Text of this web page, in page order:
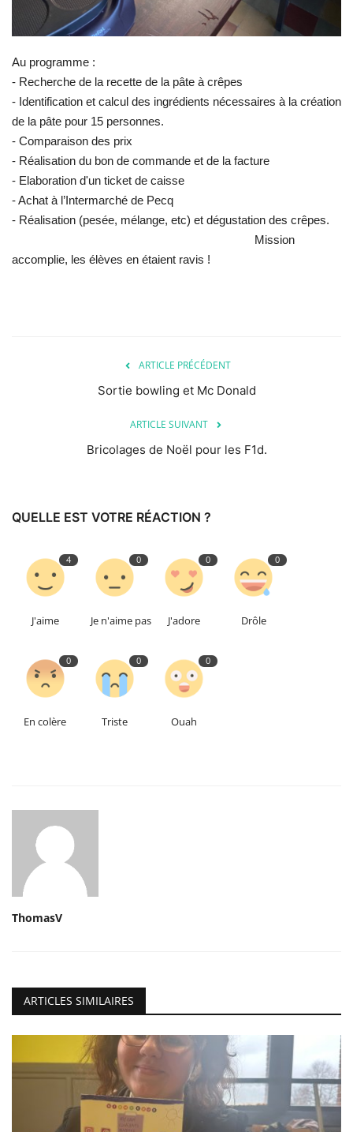
Au programme :
- Recherche de la recette de la pâte à crêpes
- Identification et calcul des ingrédients nécessaires à la création
de la pâte pour 15 personnes.
- Comparaison des prix
- Réalisation du bon de commande et de la facture
- Elaboration d'un ticket de caisse
- Achat à l’Intermarché de Pecq
- Réalisation (pesée, mélange, etc) et dégustation des crêpes.
Mission
accomplie, les élèves en étaient ravis !
ARTICLE PRÉCÉDENT
Sortie bowling et Mc Donald
ARTICLE SUIVANT
Bricolages de Noël pour les F1d.
QUELLE EST VOTRE RÉACTION ?
4
J'aime
0
Je n'aime pas
0
J'adore
0
Drôle
0
En colère
0
Triste
0
Ouah
ThomasV
ARTICLES SIMILAIRES